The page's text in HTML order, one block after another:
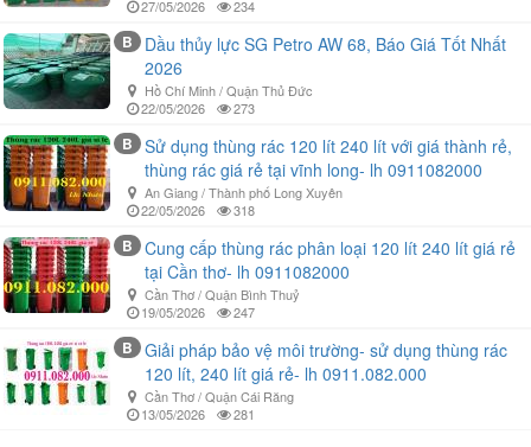
27/05/2026
234
B
Dầu thủy lực SG Petro AW 68, Báo Giá Tốt Nhất
2026
Hồ Chí Minh / Quận Thủ Đức
22/05/2026
273
B
Sử dụng thùng rác 120 lít 240 lít với giá thành rẻ,
thùng rác giá rẻ tại vĩnh long- lh 0911082000
An Giang / Thành phố Long Xuyên
22/05/2026
318
B
Cung cấp thùng rác phân loại 120 lít 240 lít giá rẻ
tại Cần thơ- lh 0911082000
Cần Thơ / Quận Bình Thuỷ
19/05/2026
247
B
Giải pháp bảo vệ môi trường- sử dụng thùng rác
120 lít, 240 lít giá rẻ- lh 0911.082.000
Cần Thơ / Quận Cái Răng
13/05/2026
281